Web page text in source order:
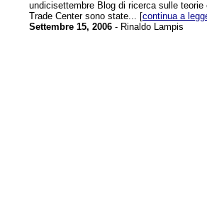
undicisettembre Blog di ricerca sulle
Trade Center sono state... [continua a
Settembre 15, 2006 - Rinaldo Lampis